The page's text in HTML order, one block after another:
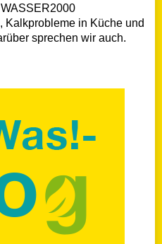
Kalkprobleme in Küche und
sprechen wir auch.